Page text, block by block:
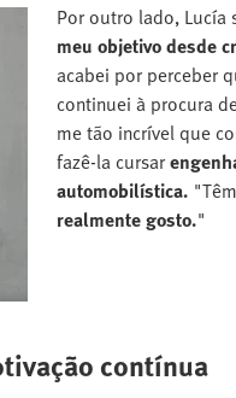
Por outro lado,
meu objetivo desde
acabei por perceber
continuei à procura
me tão incrível que
fazê-la cursar
automobilística.
realmente gosto."
contínua